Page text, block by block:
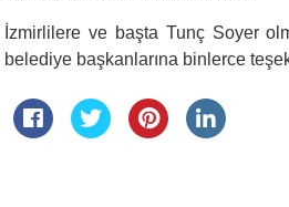
İzmirlilere ve başta Tunç Soyer
belediye başkanlarına binlerce